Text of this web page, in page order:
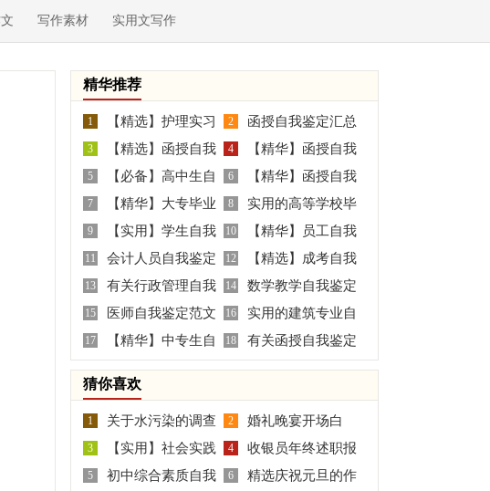
写作素材 实用文写作
精华推荐
1
【精选】护理实习
生自我鉴定4篇
2
函授自我鉴定汇总
八篇
3
【精选】函授自我
鉴定范文汇总5篇
4
【精华】函授自我
鉴定汇总9篇
5
【必备】高中生自
我鉴定锦集七篇
6
【精华】函授自我
鉴定汇总5篇
7
【精华】大专毕业
生的自我鉴定三篇
8
实用的高等学校毕
业生登记表自我鉴定汇
编6篇
9
【实用】学生自我
鉴定汇总7篇
10
【精华】员工自我
鉴定模板8篇
11 会计人员自我鉴定 12
【精选】成考自我
鉴定4篇
13
有关行政管理自我
鉴定合集7篇
14 数学教学自我鉴定
15
医师自我鉴定范文
集合10篇
16
实用的建筑专业自
我鉴定3篇
17
【精华】中专生自
我鉴定10篇
18
有关函授自我鉴定
集合6篇
猜你喜欢
1
关于水污染的调查
报告
2 婚礼晚宴开场白
3
【实用】社会实践
报告集合9篇
4
收银员年终述职报
告
5
初中综合素质自我
6
精选庆祝元旦的作